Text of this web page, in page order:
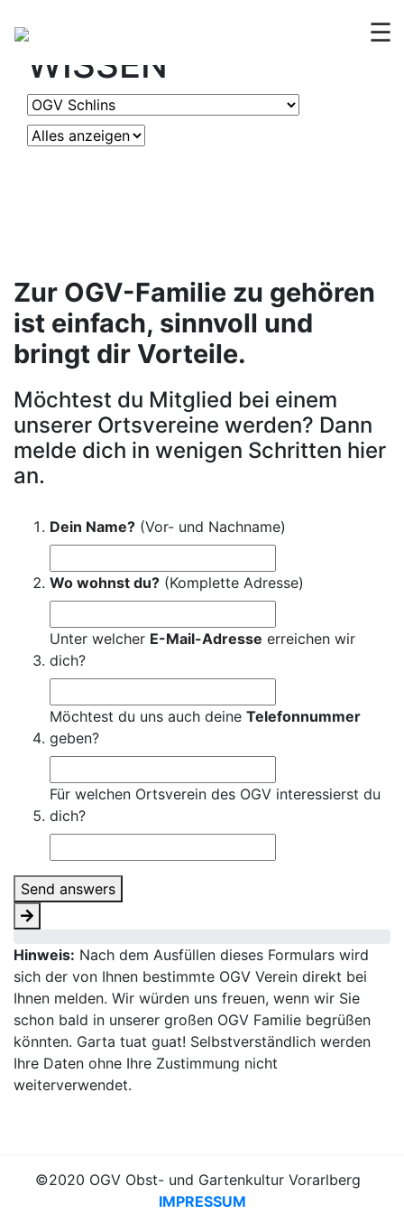
☰
OGV
WISSEN
Zur OGV-Familie zu gehören
ist einfach, sinnvoll und
bringt dir Vorteile.
Möchtest du Mitglied bei einem
unserer Ortsvereine werden? Dann
melde dich in wenigen Schritten hier
an.
Dein Name? (Vor- und Nachname)
Wo wohnst du? (Komplette Adresse)
Unter welcher E-Mail-Adresse erreichen wir
dich?
Möchtest du uns auch deine Telefonnummer
geben?
Für welchen Ortsverein des OGV interessierst du
dich?
Send answers
Hinweis: Nach dem Ausfüllen dieses Formulars wird
sich der von Ihnen bestimmte OGV Verein direkt bei
Ihnen melden. Wir würden uns freuen, wenn wir Sie
schon bald in unserer großen OGV Familie begrüßen
könnten. Garta tuat guat! Selbstverständlich werden
Ihre Daten ohne Ihre Zustimmung nicht
weiterverwendet.
©2020 OGV Obst- und Gartenkultur Vorarlberg
IMPRESSUM